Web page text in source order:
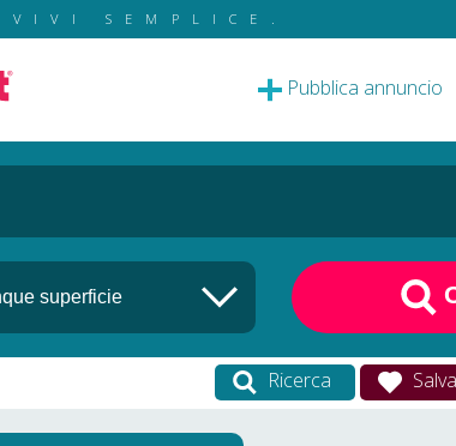
VIVI SEMPLICE.
Pubblica annuncio
Ricerca Salva